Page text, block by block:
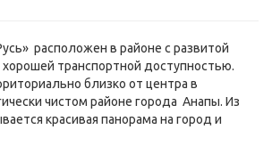
расположен в районе с развитой
транспортной доступностью.
близко от центра в
чистом районе города Анапы. Из
красивая панорама на город и